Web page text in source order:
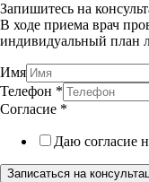
Запишитесь на
В ходе приема врач
индивидуальный план
Имя
Телефон *
Согласие *
Даю согласие
Записаться на